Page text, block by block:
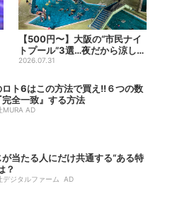
【500円〜】大阪の“市民ナイ
トプール”3選…夜だから涼しい
＆コスパ最強
2026.07.31
ロト6はこの方法で買え!!６つの数
完全一致』する方法
MURA AD
当たる人にだけ共通する“ある特
？
デジタルファーム AD